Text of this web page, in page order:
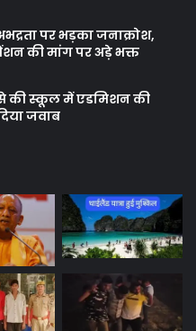
पर भड़का जनाक्रोश,
की मांग पर अड़े भक्त
से की स्कूल में एडमिशन की
जवाब